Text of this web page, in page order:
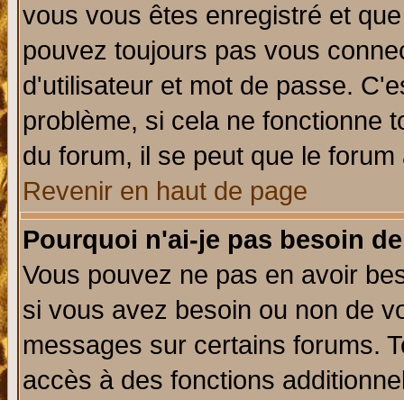
vous vous êtes enregistré et
pouvez toujours pas vous
d'utilisateur et mot de passe.
problème, si cela ne fonctionne
du forum, il se peut que le
Revenir en haut de page
Pourquoi n'ai-je pas besoin
Vous pouvez ne pas en avoir
si vous avez besoin ou non de
messages sur certains forums.
accès à des fonctions